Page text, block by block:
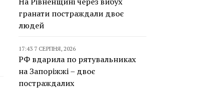
гранати постраждали двоє
людей
17:43 7 СЕРПНЯ, 2026
РФ вдарила по рятувальниках
на Запоріжжі – двоє
постраждалих